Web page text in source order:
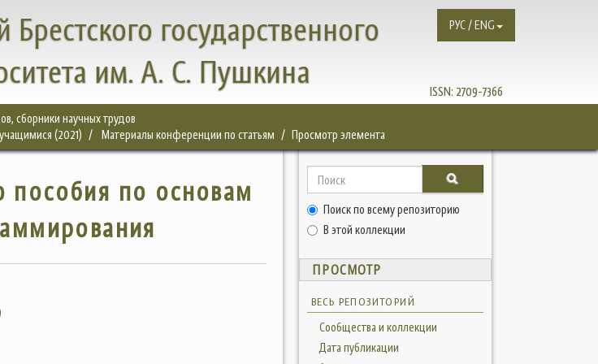
Брестского государственного
им. А. С. Пушкина
ISSN: 2709-7366
РУС / ENG
сборники научных трудов
(2021)
Материалы конференции по статьям Просмотр элемента
пособия по основам
Поиск по всему репозиторию
В этой коллекции
ПРОСМОТР
ВЕСЬ РЕПОЗИТОРИЙ
Сообщества и коллекции
Дата публикации